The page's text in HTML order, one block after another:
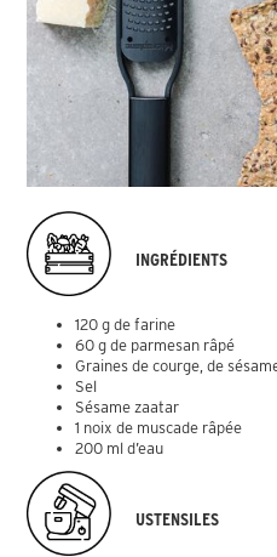
INGRÉDIENTS
120 g de farine
60 g de parmesan râpé
Graines de courge, de
Sel
Sésame zaatar
1 noix de muscade râpée
200 ml d’eau
USTENSILES